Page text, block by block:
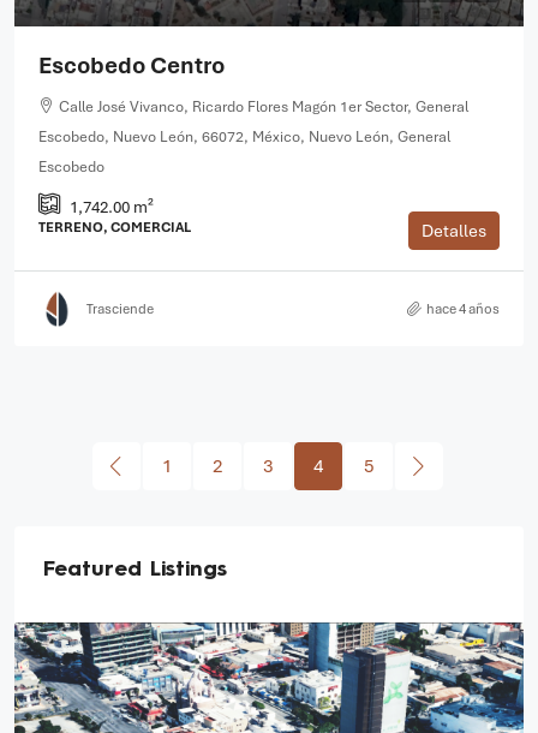
Escobedo Centro
Calle José Vivanco, Ricardo Flores Magón 1er Sector, General
Escobedo, Nuevo León, 66072, México, Nuevo León, General
Escobedo
1,742.00 m²
TERRENO, COMERCIAL Detalles
Trasciende hace 4 años
1 2 3 4 5
Featured Listings